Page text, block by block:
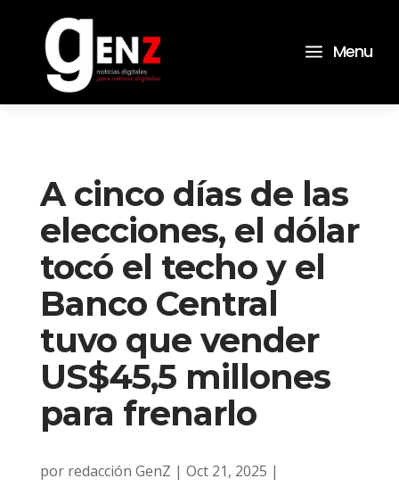
a Menu
A cinco días de las
elecciones, el dólar
tocó el techo y el
Banco Central
tuvo que vender
US$45,5 millones
para frenarlo
por redacción GenZ | Oct 21, 2025 |